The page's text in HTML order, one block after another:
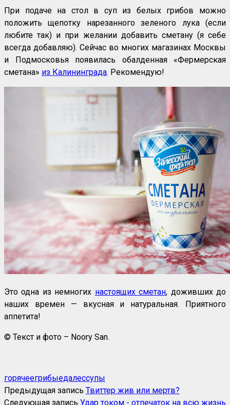
При подаче на стол в суп из белых грибов можно
положить щепотку нарезанного зеленого лука (если
любите так) и при желании добавить сметану (я себе
всегда добавляю). Сейчас во многих магазинах Москвы
и Подмосковья появилась обалденная «Фермерская
сметана» из Калининграда. Рекомендую!
Это одна из немногих настоящих сметан, доживших до
наших времен — вкусная и натуральная. Приятного
аппетита!
© Текст и фото – Noory San.
горячеегрибыедалессупы
Предыдущая запись Твиттер жив или мертв?
Следующая запись Удар током - отпечаток на всю жизнь